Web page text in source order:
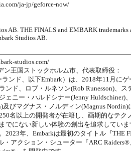
ja-jp/geforce-now/
AB. THE FINALS and EMBARK trademarks
Studios AB.
studios.com/
ン王国ストックホルム市、代表取締役：
ンド、以下Embark）は、2018年11月にゲ
ド、ロブ・ルネソン(Rob Runesson)、ス
ェニー・ハルドシナー(Jenny Huldschiner)、
及びマグナス・ノルディン(Magnus Nordin)
名以上の開発者が在籍し、画期的なテク
でにない新しい体験の創出を追求していま
年、Embarkは最初のタイトル『THE
アクション・シューター『ARC Raiders®